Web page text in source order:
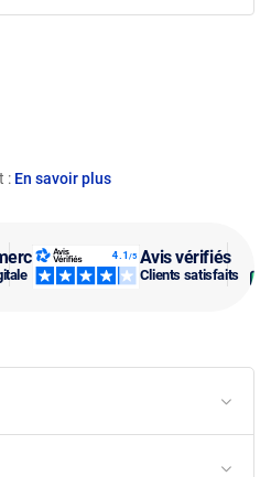
Avis vérifiés
Clients satisfaits
: En savoir plus